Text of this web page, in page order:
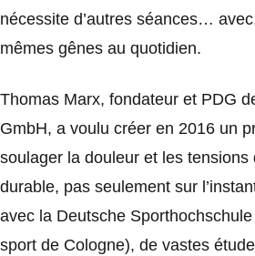
nécessite d’autres séances…
mêmes gênes au quotidien.
Thomas Marx, fondateur et PDG
GmbH, a voulu créer en 2016 un
soulager la douleur et les tensions
durable, pas seulement sur
avec la Deutsche
sport de Cologne), de vastes